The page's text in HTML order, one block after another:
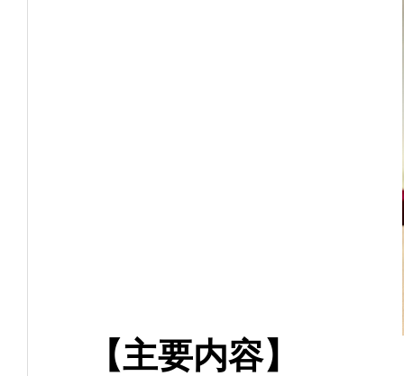
【主要内容】